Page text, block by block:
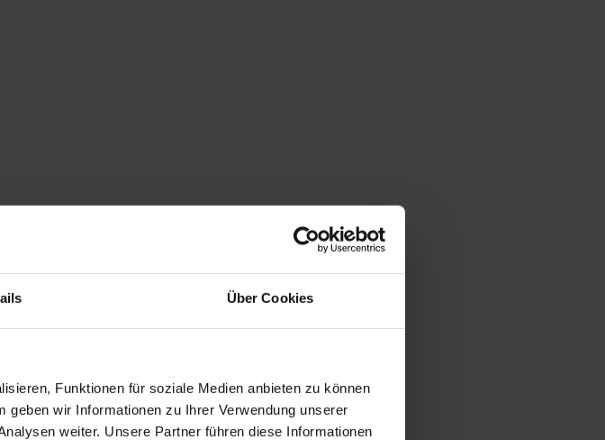
Über Cookies
Funktionen für soziale Medien anbieten zu können
wir Informationen zu Ihrer Verwendung unserer
weiter. Unsere Partner führen diese Informationen